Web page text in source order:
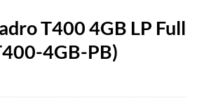
T400 4GB LP Full
4GB-PB)